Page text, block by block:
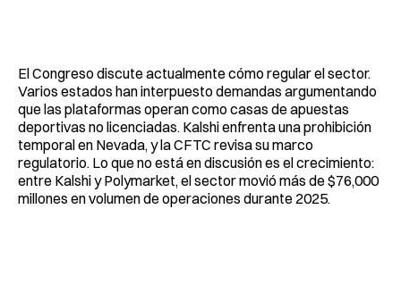
El Congreso discute actualmente cómo regular el sector.
Varios estados han interpuesto demandas argumentando
que las plataformas operan como casas de apuestas
deportivas no licenciadas. Kalshi enfrenta una prohibición
temporal en Nevada, y la CFTC revisa su marco
regulatorio. Lo que no está en discusión es el crecimiento:
entre Kalshi y Polymarket, el sector movió más de $76,000
millones en volumen de operaciones durante 2025.